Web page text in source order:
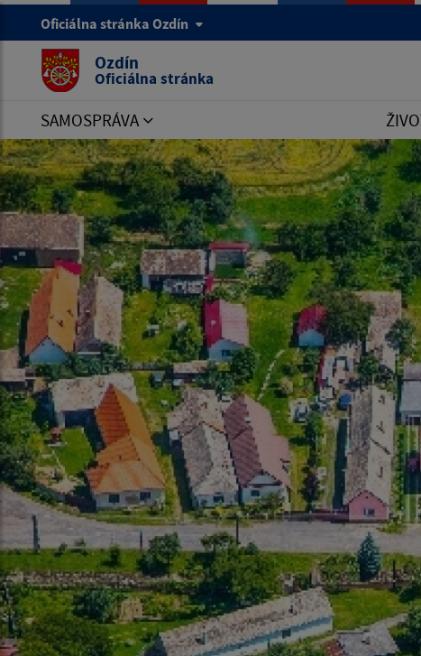
Oficiálna stránka Ozdín
Ozdín
Oficiálna stránka
SAMOSPRÁVA